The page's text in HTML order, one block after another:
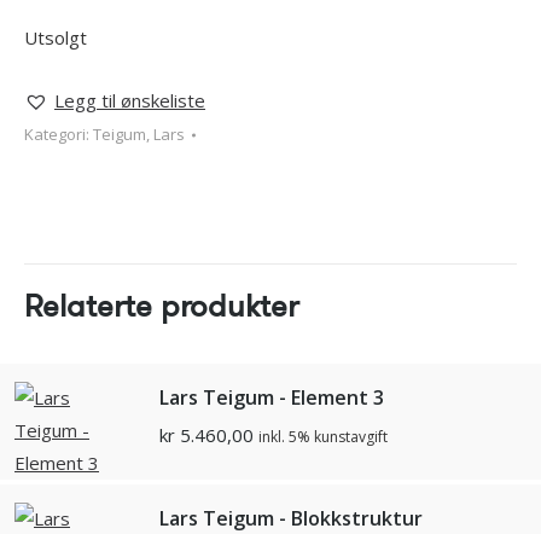
Utsolgt
Legg til ønskeliste
Kategori: Teigum, Lars
Relaterte produkter
Lars Teigum - Element 3
kr 5.460,00 inkl. 5% kunstavgift
Lars Teigum - Blokkstruktur